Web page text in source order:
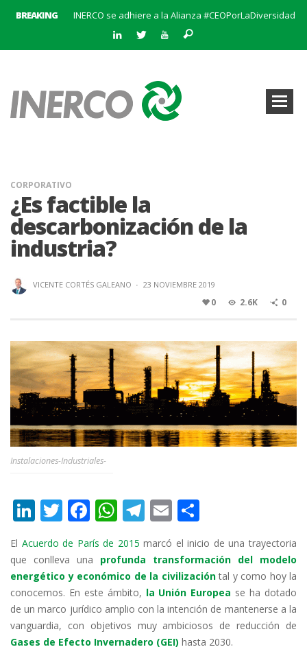
BREAKING INERCO se adhiere a la Alianza #CEOPorLaDiversidad
INERCO participa en la V Edición Sputnik
CORPORATIVO
¿Es factible la
descarbonización de la
industria?
VICENTE CORTÉS GALEANO · 23 NOVIEMBRE 2019
0 2.6K 0
Instalaciones-Industriales-
Li
k
e
dI
n
T
w
itt
er
F
ac
e
b
o
o
k
W
h
at
s
A
p
p
T
e
gr
a
m
E
m
ai
l
o
m
p
ar
ti
r
El Acuerdo de París de 2015 marcó el inicio de una trayectoria
que conlleva una profunda transformación del modelo
energético y económico de la civilizacióntal y como hoy la
conocemos. En este ámbito, la Unión Europea se ha dotado
de un marco jurídico amplio con la intención de mantenerse a la
vanguardia, con objetivos muy ambiciosos de reducción de
Gases de Efecto Invernadero (GEI) hasta 2030.